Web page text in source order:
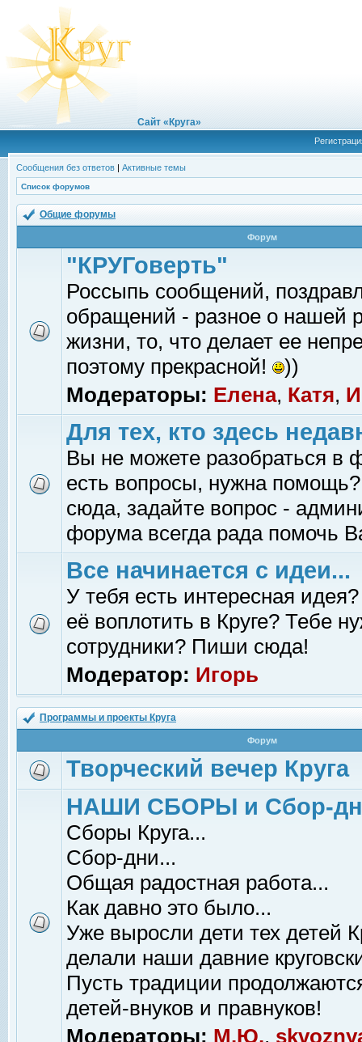
Сайт «Круга»
Сообщения без ответов | Активные темы
Список форумов
Общие форумы
Форум
"КРУГоверть"
Россыпь сообщений,
обращений - разное о нашей
жизни, то, что делает ее
поэтому прекрасной!
))
Модераторы: Елена, Катя,
Для тех, кто здесь
Вы не можете разобраться в
есть вопросы, нужна помощь?
сюда, задайте вопрос -
форума всегда рада помочь
Все начинается с идеи...
У тебя есть интересная
её воплотить в Круге? Тебе
сотрудники? Пиши сюда!
Модератор: Игорь
Программы и проекты Круга
Форум
Творческий вечер Круга
НАШИ СБОРЫ и Сбор-
Сборы Круга...
Сбор-дни...
Общая радостная работа...
Как давно это было...
Уже выросли дети тех детей
делали наши давние
Пусть традиции
детей-внуков и правнуков!
Модераторы: М.Ю.,